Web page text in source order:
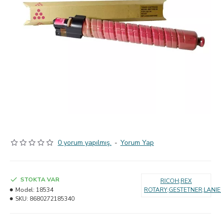
0 yorum yapılmış. - Yorum Yap
STOKTA VAR
Model: 18534
SKU: 8680272185340
RICOH;REX